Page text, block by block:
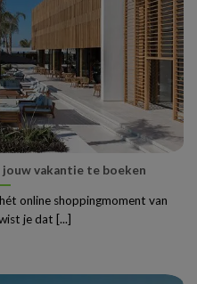
jouw vakantie te boeken
online shoppingmoment van
je dat [...]